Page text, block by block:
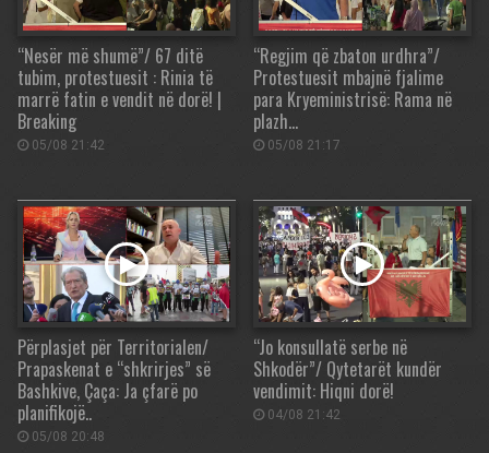
“Nesër më shumë”/ 67 ditë
tubim, protestuesit : Rinia të
marrë fatin e vendit në dorë! |
Breaking
05/08 21:42
“Regjim që zbaton urdhra”/
Protestuesit mbajnë fjalime
para Kryeministrisë: Rama në
plazh…
05/08 21:17
Përplasjet për Territorialen/
Prapaskenat e “shkrirjes” së
Bashkive, Çaça: Ja çfarë po
planifikojë..
05/08 20:48
“Jo konsullatë serbe në
Shkodër”/ Qytetarët kundër
vendimit: Hiqni dorë!
04/08 21:42